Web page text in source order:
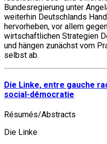
Bundesregierung unter
weiterhin Deutschlands
hervorheben, vor allem
wirtschaftlichen Strategien
und hängen zunächst vom
selbst ab.
Die Linke, entre gauche
social-démocratie
Résumés/Abstracts
Die Linke